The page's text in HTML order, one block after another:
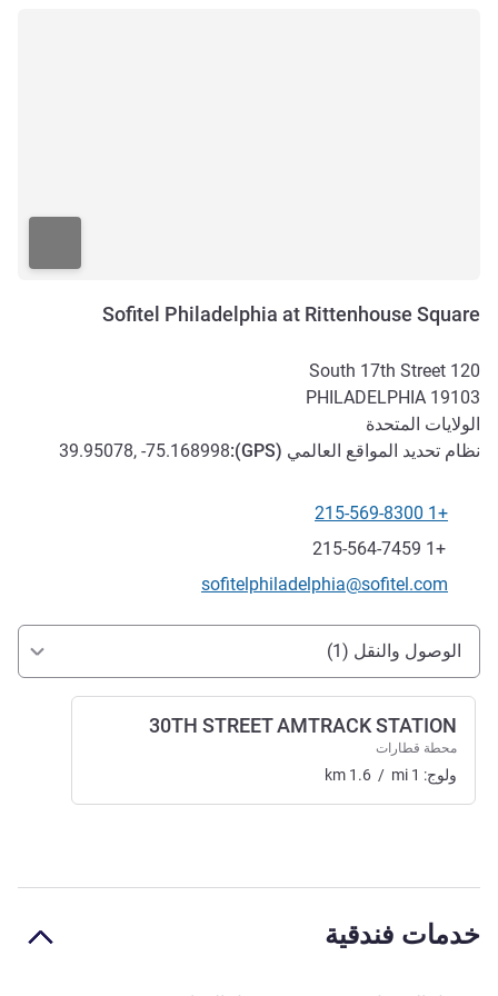
Sofitel Philadelphia at Rittenhouse Square
120 South 17th Street
19103
PHILADELPHIA
الولايات المتحدة
نظام تحديد المواقع العالمي (GPS
):
39.95078, -75.168998
الهاتف
+1 215-569-8300
فاكس
+1 215-564-7459
تواصل معنا عبر البريد الإلكتروني
sofitelphiladelphia@sofitel.com
الوصول والتنقل
الوصول والنقل (1)
30TH STREET AMTRACK STATION
محطة قطارات
ولوج: km 1.6 / mi 1
خدمات فندقية